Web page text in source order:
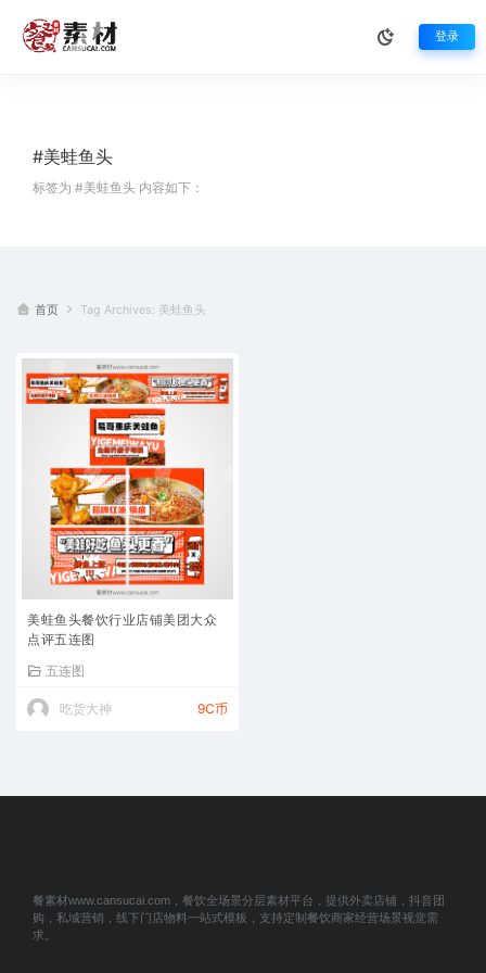
登录
#美蛙鱼头
标签为 #美蛙鱼头 内容如下：
首页 Tag Archives: 美蛙鱼头
美蛙鱼头餐饮行业店铺美团大众
点评五连图
五连图
吃货大神 9C币
餐素材www.cansucai.com，餐饮全场景分层素材平台，提供外卖店铺，抖音团
购，私域营销，线下门店物料一站式模板，支持定制餐饮商家经营场景视觉需
求。